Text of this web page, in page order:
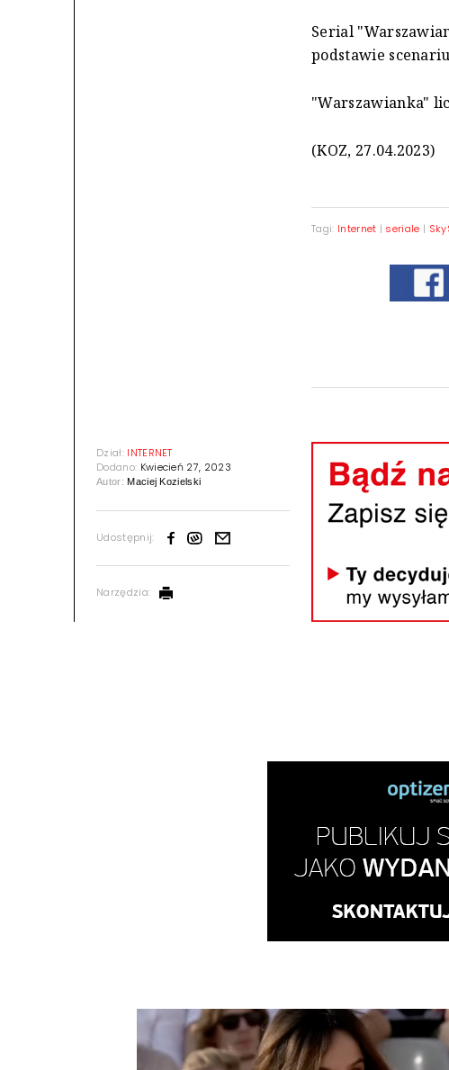
Dział: INTERNET
Dodano: Kwiecień 27, 2023
Autor:Maciej Kozielski
Udostępnij:
Narzędzia:
Serial
podstawie
"Warszawianka"
(KOZ, 27.04.2023)
Tagi: Internet | seriale |